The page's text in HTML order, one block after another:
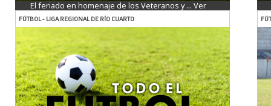
El feriado en homenaje de los Veteranos y ... Ver
más
FÚTBOL - LIGA REGIONAL DE RÍO CUARTO